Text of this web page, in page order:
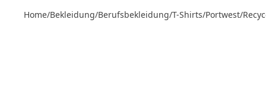
Home/Bekleidung/Berufsbekleidung/T-Shirts/Portwest/